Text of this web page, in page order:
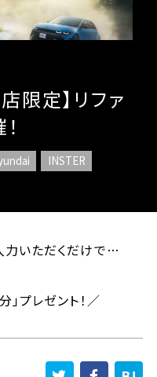
限定】リファ
INSTER
力いただくだけで…
プレゼント！／